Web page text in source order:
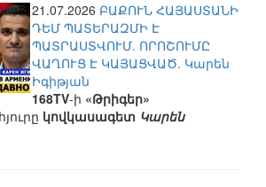
21.07.2026 ԲԱՔՈՒՆ ՀԱՅԱՍՏԱՆԻ
ԴԵՄ ՊԱՏԵՐԱԶՄԻ Է
ՊԱՏՐԱՍՏՎՈՒՄ. ՈՐՈՇՈՒՄԸ
ՎԱՂՈՒՑ Է ԿԱՅԱՑՎԱԾ. Կարեն
Իգիթյան
168TV-ի «Թրիգեր»
կովկասագետ Կարեն